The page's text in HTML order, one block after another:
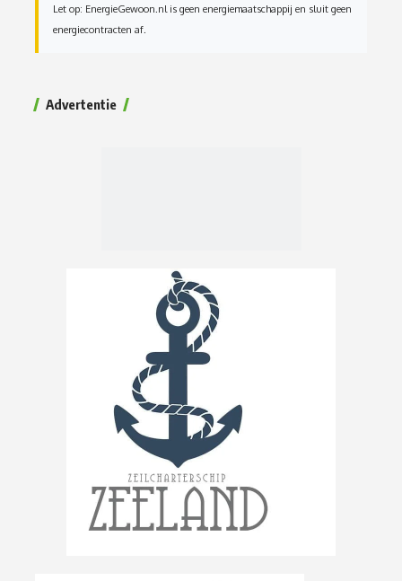
Let op: EnergieGewoon.nl is geen energiemaatschappij en sluit geen
energiecontracten af.
Advertentie